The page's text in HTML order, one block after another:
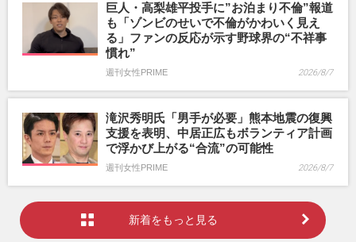
巨人・高梨雄平投手に”お泊まり不倫”報道
も「ゾンビのせいで不倫がかわいく見え
る」ファンの反応が示す野球界の“不祥事
慣れ”
週刊女性PRIME 2026/8/7
滝沢秀明氏「男手が必要」熊本地震の復興
支援を表明、中居正広もボランティア計画
で浮かび上がる“合流”の可能性
週刊女性PRIME 2026/8/7
新着をもっと見る